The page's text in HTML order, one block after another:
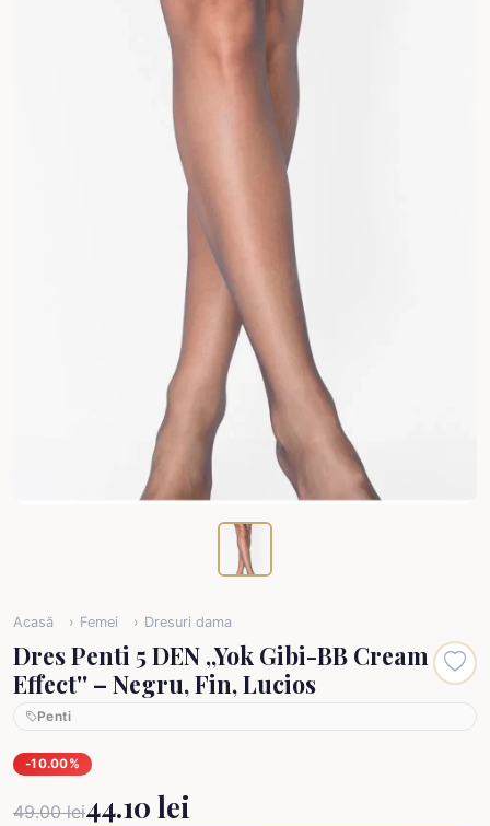
Acasă Femei Dresuri dama
Dres Penti 5 DEN ,,Yok Gibi-BB Cream
Effect'' – Negru, Fin, Lucios
Penti
-10.00%
49.00 lei44.10 lei